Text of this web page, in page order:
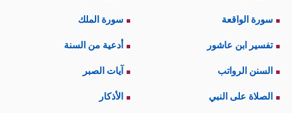
سورة الواقعة سورة الملك
تفسير ابن عاشور أدعية من السنة
السنن الرواتب آيات الصبر
الصلاة على النبي الأذكار